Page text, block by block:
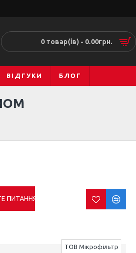
0 товар(ів) - 0.00грн.
ВІДГУКИ БЛОГ
ТОВ Мікрофільтр
ПИТАННЯ